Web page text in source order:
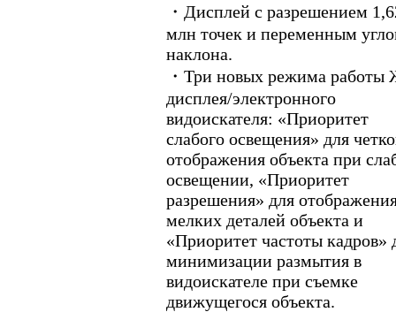
・Дисплей с разрешением
млн точек и переменным
наклона.
・Три новых режима
дисплея/электронного
видоискателя: «Приоритет
слабого освещения» для
отображения объекта при
освещении, «Приоритет
разрешения» для
мелких деталей объекта и
«Приоритет частоты кадров»
минимизации размытия в
видоискателе при съемке
движущегося объекта.